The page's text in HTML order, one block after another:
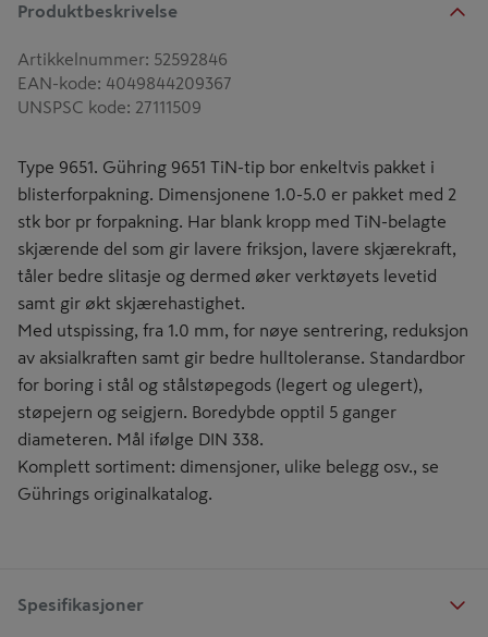
Produktbeskrivelse
Artikkelnummer: 52592846
EAN-kode: 4049844209367
UNSPSC kode: 27111509
Type 9651. Gühring 9651 TiN-tip bor enkeltvis pakket i
blisterforpakning. Dimensjonene 1.0-5.0 er pakket med 2
stk bor pr forpakning. Har blank kropp med TiN-belagte
skjærende del som gir lavere friksjon, lavere skjærekraft,
tåler bedre slitasje og dermed øker verktøyets levetid
samt gir økt skjærehastighet.
Med utspissing, fra 1.0 mm, for nøye sentrering, reduksjon
av aksialkraften samt gir bedre hulltoleranse. Standardbor
for boring i stål og stålstøpegods (legert og ulegert),
støpejern og seigjern. Boredybde opptil 5 ganger
diameteren. Mål ifølge DIN 338.
Komplett sortiment: dimensjoner, ulike belegg osv., se
Gührings originalkatalog.
Spesifikasjoner